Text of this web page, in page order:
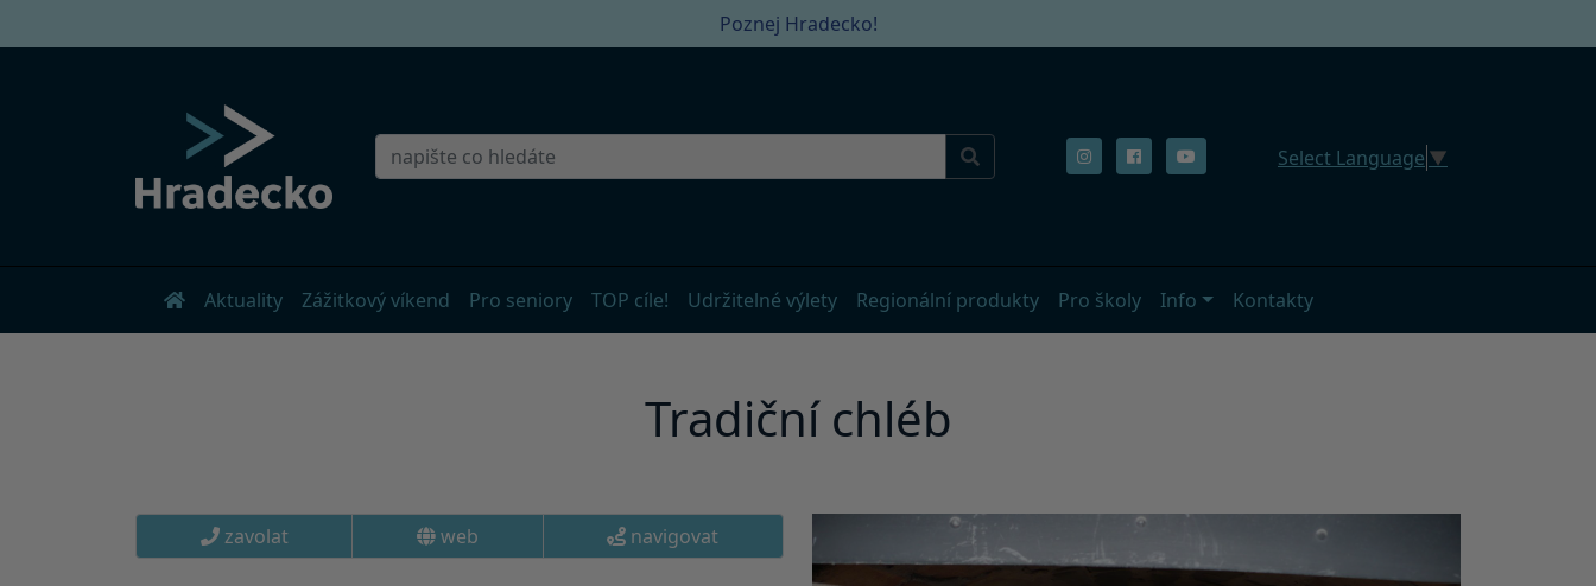
Poznej Hradecko!
Select Language ▼
Aktuality Zážitkový víkend Pro seniory TOP cíle! Udržitelné výlety Regionální produkty Pro školy Info Kontakty
Tradiční chléb
zavolat web navigovat